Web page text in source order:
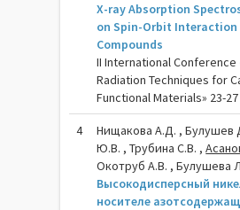
X-ray Absorption
on Spin-Orbit Interaction
Compounds
II International Conference
Radiation Techniques for
Functional Materials» 23-
4
Нищакова А.Д. , Булушев
Ю.В. , Трубина С.В. ,
Окотруб А.В. , Булушева
Высокодисперсный
носителе